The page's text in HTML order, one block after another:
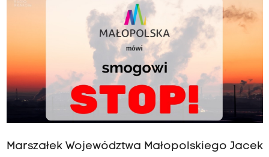
Marszałek Województwa Małopolskiego Jacek